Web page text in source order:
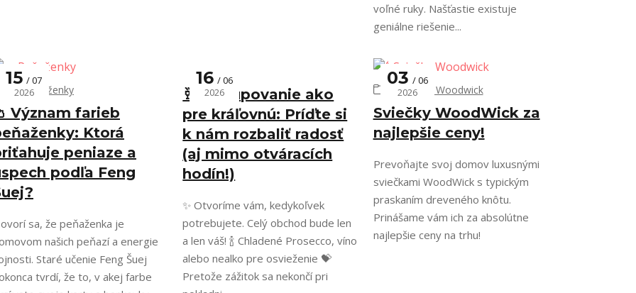
voľné ruky. Našťastie existuje
geniálne riešenie...
Význam farieb
Ktorá
peniaze a
podľa Feng
15
07
2026
👛 Peňaženky
sa, že peňaženka je
našich peňazí a energie
Staré učenie Feng Šuej
tvrdí, že to, v akej farbe
🥂 Nakupovanie ako
pre kráľovnú: Príďte si
k nám rozbaliť radosť
(aj mimo otváracích
hodín!)
16
06
2026
✨ Otvoríme vám, kedykoľvek
potrebujete. Celý obchod bude len
a len váš! 🍾 Chladené Prosecco, víno
alebo nealko pre osvieženie 💝
Pretože zážitok sa nekončí pri
Sviečky WoodWick za
najlepšie ceny!
03
06
2026
🕯️ Sviečky Woodwick
Prevoňajte svoj domov luxusnými
sviečkami WoodWick s typickým
praskaním dreveného knôtu.
Prinášame vám ich za absolútne
najlepšie ceny na trhu!